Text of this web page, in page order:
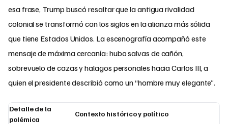
esa frase, Trump buscó resaltar que la antigua rivalidad
colonial se transformó con los siglos en la alianza más sólida
que tiene Estados Unidos. La escenografía acompañó este
mensaje de máxima cercanía: hubo salvas de cañón,
sobrevuelo de cazas y halagos personales hacia Carlos III, a
quien el presidente describió como un “hombre muy elegante”.
Detalle de la
polémica
Contexto histórico y político